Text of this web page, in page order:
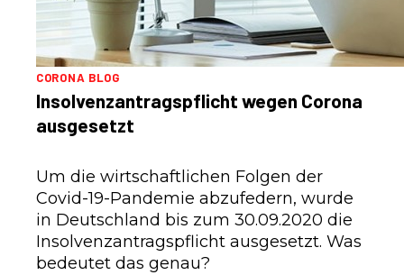
CORONA BLOG
Insolvenzantragspflicht wegen Corona
ausgesetzt
Um die wirtschaftlichen Folgen der
Covid-19-Pandemie abzufedern, wurde
in Deutschland bis zum 30.09.2020 die
Insolvenzantragspflicht ausgesetzt. Was
bedeutet das genau?